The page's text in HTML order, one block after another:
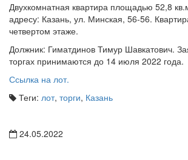
Двухкомнатная квартира площадью 52,8
адресу: Казань, ул. Минская, 56-56.
четвертом этаже.
Должник: Гиматдинов Тимур Шавкатович.
торгах принимаются до 14 июля 2022 года.
Ссылка на лот.
Теги: лот, торги, Казань
24.05.2022